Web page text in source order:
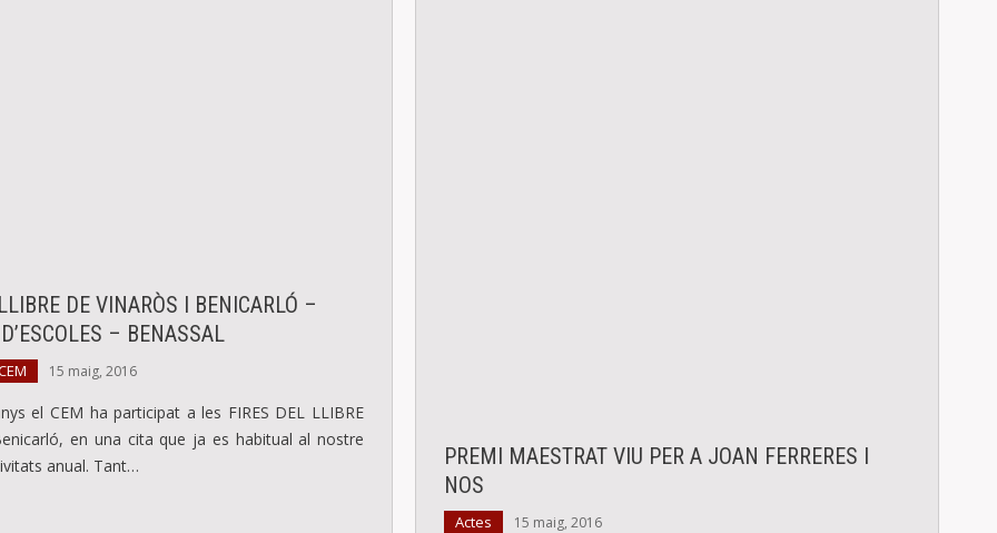
DE VINARÒS I BENICARLÓ –
– BENASSAL
15 maig, 2016
el CEM ha participat a les FIRES DEL LLIBRE
en una cita que ja es habitual al nostre
anual. Tant…
PREMI MAESTRAT VIU PER A JOAN FERRERES I
NOS
Actes 15 maig, 2016